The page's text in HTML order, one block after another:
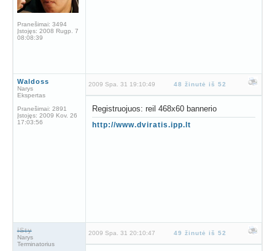
Pranešimai: 3494
Įstojęs: 2008 Rugp. 7
08:08:39
Waldoss
Narys
Ekspertas
Pranešimai: 2891
Įstojęs: 2009 Kov. 26
17:03:56
2009 Spa. 31 19:10:49 48 žinutė iš 52
Registruojuos: reil 468x60 bannerio
http://www.dviratis.ipp.lt
iSty
Narys
Terminatorius
2009 Spa. 31 20:10:47 49 žinutė iš 52